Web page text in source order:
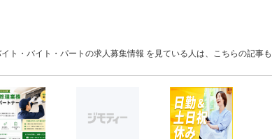
・バイト・パートの求人募集情報 を見ている人は、こちらの記事も